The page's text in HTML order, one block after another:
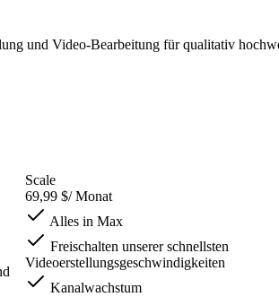
und Video-Bearbeitung für qualitativ
Scale
69,99 $/ Monat
Alles in Max
Freischalten unserer schnellsten
Videoerstellungsgeschwindigkeiten
Kanalwachstum